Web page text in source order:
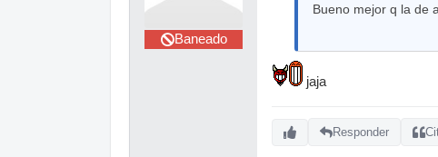
Baneado
Bueno mejor q la de
jaja
Responder